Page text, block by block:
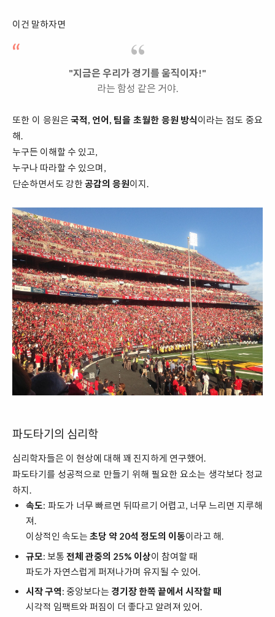
이건 말하자면
"지금은 우리가 경기를 움직이자!"
라는 함성 같은 거야.
또한 이 응원은국적, 언어, 팀을 초월한 응원 방식이라는 점도 중요
해.
누구든 이해할 수 있고,
누구나 따라할 수 있으며,
단순하면서도 강한 공감의 응원이지.
파도타기의 심리학
심리학자들은 이 현상에 대해 꽤 진지하게 연구했어.
파도타기를 성공적으로 만들기 위해 필요한 요소는 생각보다 정교
하지.
속도: 파도가 너무 빠르면 뒤따르기 어렵고, 너무 느리면 지루해
져.
이상적인 속도는초당 약 20석 정도의 이동이라고 해.
규모: 보통전체 관중의 25% 이상이 참여할 때
파도가 자연스럽게 퍼져나가며 유지될 수 있어.
시작 구역: 중앙보다는 경기장 한쪽 끝에서 시작할 때
시각적 임팩트와 퍼짐이 더 좋다고 알려져 있어.